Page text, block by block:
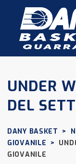
UNDER
DEL
DANY BASKET >
GIOVANILE >
GIOVANILE